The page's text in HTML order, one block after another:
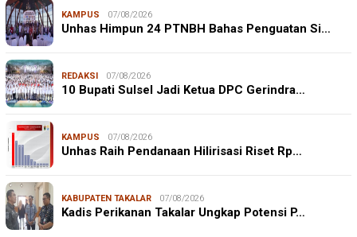
KAMPUS 07/08/2026
Unhas Himpun 24 PTNBH Bahas Penguatan Si…
REDAKSI 07/08/2026
10 Bupati Sulsel Jadi Ketua DPC Gerindra…
KAMPUS 07/08/2026
Unhas Raih Pendanaan Hilirisasi Riset Rp…
KABUPATEN TAKALAR 07/08/2026
Kadis Perikanan Takalar Ungkap Potensi P…